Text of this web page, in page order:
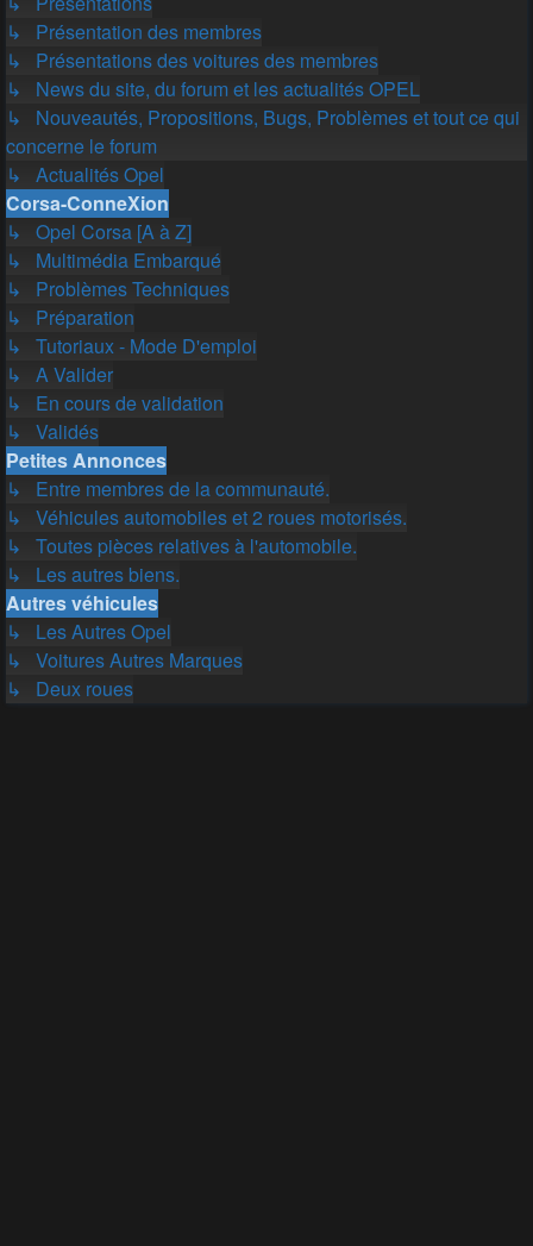
↳ Présentation des membres
↳ Présentations des voitures des membres
↳ News du site, du forum et les actualités OPEL
↳ Nouveautés, Propositions, Bugs, Problèmes et tout ce qui
concerne le forum
↳ Actualités Opel
Corsa-ConneXion
↳ Opel Corsa [A à Z]
↳ Multimédia Embarqué
↳ Problèmes Techniques
↳ Préparation
↳ Tutoriaux - Mode D'emploi
↳ A Valider
↳ En cours de validation
↳ Validés
Petites Annonces
↳ Entre membres de la communauté.
↳ Véhicules automobiles et 2 roues motorisés.
↳ Toutes pièces relatives à l'automobile.
↳ Les autres biens.
Autres véhicules
↳ Les Autres Opel
↳ Voitures Autres Marques
↳ Deux roues